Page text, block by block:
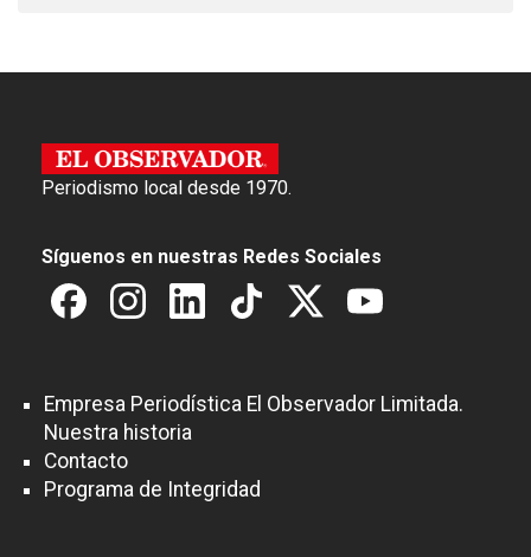
Periodismo local desde 1970.
Síguenos en nuestras Redes Sociales
Empresa Periodística El Observador Limitada.
Nuestra historia
Contacto
Programa de Integridad